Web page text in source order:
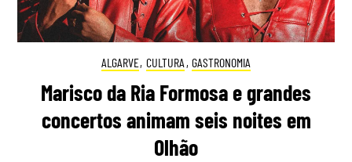
ALGARVE, CULTURA , GASTRONOMIA
Marisco da Ria Formosa e grandes
concertos animam seis noites em
Olhão